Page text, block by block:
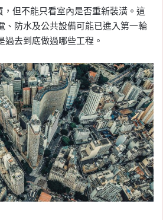
但不能只看室內是否重新裝潢。這
、防水及公共設備可能已進入第一輪
過去到底做過哪些工程。